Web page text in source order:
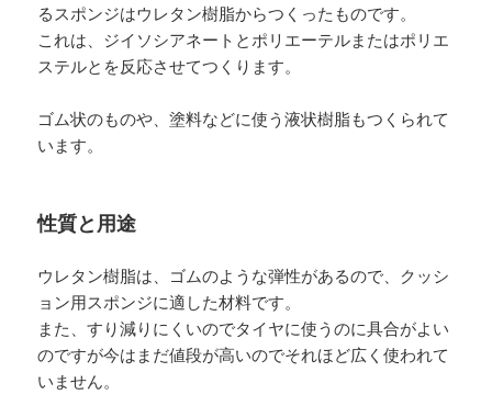
るスポンジはウレタン樹脂からつくったものです。
これは、ジイソシアネートとポリエーテルまたはポリエ
ステルとを反応させてつくります。
ゴム状のものや、塗料などに使う液状樹脂もつくられて
います。
性質と用途
ウレタン樹脂は、ゴムのような弾性があるので、クッシ
ョン用スポンジに適した材料です。
また、すり減りにくいのでタイヤに使うのに具合がよい
のですが今はまだ値段が高いのでそれほど広く使われて
いません。